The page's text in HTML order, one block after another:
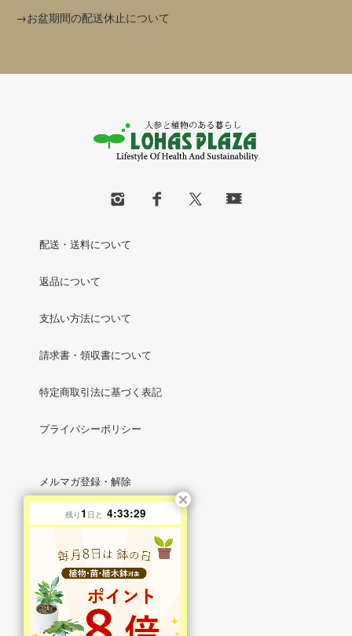
→お盆期間の配送休止について
配送・送料について
返品について
支払い方法について
請求書・領収書について
特定商取引法に基づく表記
プライバシーポリシー
メルマガ登録・解除
/ATOM
マイアカウント
新規会員登録
残り 1 日と 4:33:28